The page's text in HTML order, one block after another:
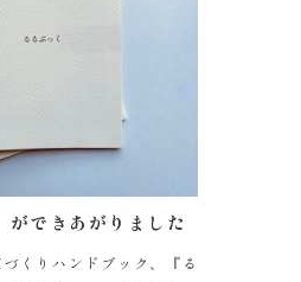
ができあがりました
くりハンドブック、『る